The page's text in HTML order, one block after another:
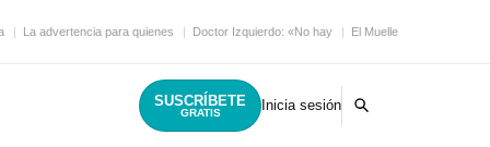
La advertencia para quienes Doctor Izquierdo: «No hay El Muelle Live encara
SUSCRÍBETE
GRATIS Inicia sesión